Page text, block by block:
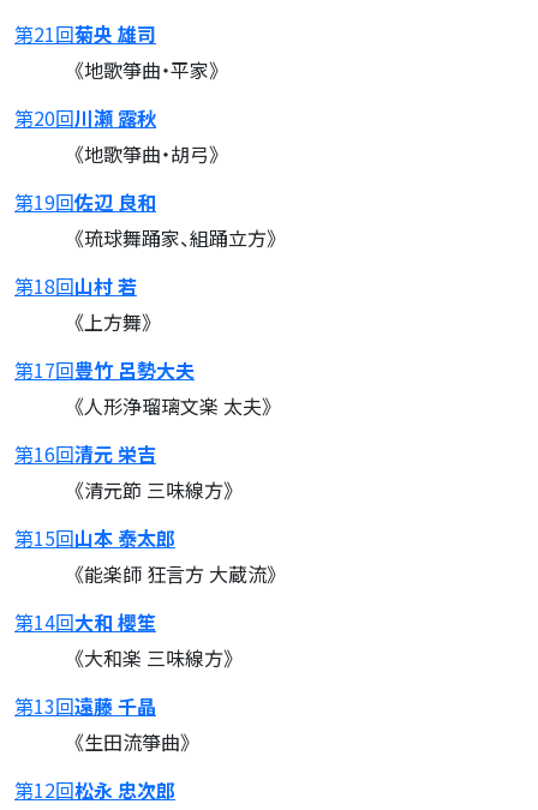
第21回菊央 雄司
《地歌箏曲・平家》
第20回川瀬 露秋
《地歌箏曲・胡弓》
第19回佐辺 良和
《琉球舞踊家、組踊立方》
第18回山村 若
《上方舞》
第17回豊竹 呂勢大夫
《人形浄瑠璃文楽 太夫》
第16回清元 栄吉
《清元節 三味線方》
第15回山本 泰太郎
《能楽師 狂言方 大蔵流》
第14回大和 櫻笙
《大和楽 三味線方》
第13回遠藤 千晶
《生田流箏曲》
第12回松永 忠次郎